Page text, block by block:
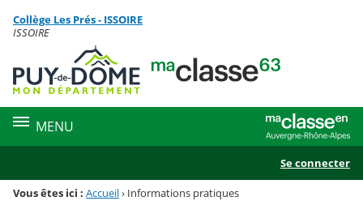
Menu de la rubrique
Contenu
Collège Les Prés - ISSOIRE
ISSOIRE
MENU
Se connecter
Vous êtes ici : Accueil› Informations pratiques